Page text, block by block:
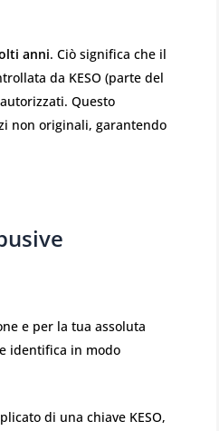
anni. Ciò significa che il
da KESO (parte del
Questo
non originali, garantendo
e per la tua assoluta
identifica in modo
di una chiave KESO,